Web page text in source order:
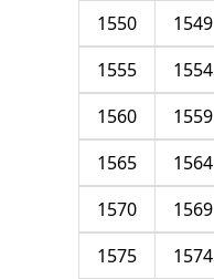
1549
1550
1554
1555
1559
1560
1564
1565
1569
1570
1574
1575